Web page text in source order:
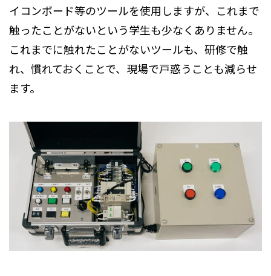
イコンボード等のツールを使用しますが、これまで
触ったことがないという学生も少なくありません。
これまでに触れたことがないツールも、研修で触
れ、慣れておくことで、現場で戸惑うことも減らせ
ます。